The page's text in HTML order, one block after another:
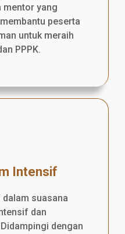
mentor yang
peserta
untuk meraih
PPPK.
Intensif
suasana
dan
dengan